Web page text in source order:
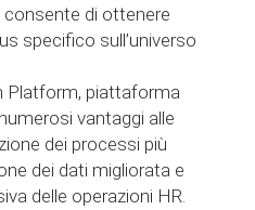
consente di ottenere
specifico sull’universo
Platform, piattaforma
vantaggi alle
dei processi più
dei dati migliorata e
delle operazioni HR.